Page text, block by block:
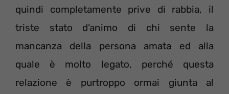
quindi completamente prive di rabbia, il
triste stato d’animo di chi sente la
mancanza della persona amata ed alla
quale è molto legato, perché questa
relazione è purtroppo ormai giunta al